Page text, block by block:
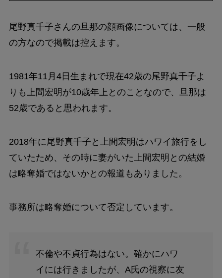
尾野真千子さんの旦那の顔画像については、一般
の方なので掲載は控えます。
1981年11月4日生まれで現在42歳の尾野真千子よ
りも上間宏明が10歳年上とのことなので、旦那は
52歳であると思われます。
2018年に尾野真千子と上間宏明はハワイ旅行をし
ていたため、その時に妻がいた上間宏明との結婚
は略奪婚ではないかとの報道もありました。
事務所は略奪婚について否定しています。
不倫や不貞行為はない。確かにハワ
イには行きましたが、A氏の視察に友